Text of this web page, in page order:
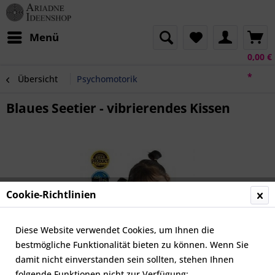
Menü
0,00 €
*
Übersicht Psychomotorik
Blaues Seetier - vibrierendes Kissen
Cookie-Richtlinien
Diese Website verwendet Cookies, um Ihnen die
bestmögliche Funktionalität bieten zu können. Wenn Sie
damit nicht einverstanden sein sollten, stehen Ihnen